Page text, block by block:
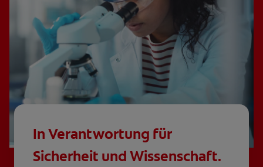
In Verantwortung für
Sicherheit und Wissenschaft.